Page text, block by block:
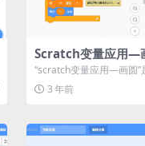
Scratch变量应用—
“scratch变量应用—画圆”
和变量知识而设计...
3 年前